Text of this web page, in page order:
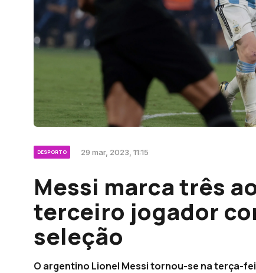
DESPORTO 29 mar, 2023, 11:15
Messi marca três
terceiro jogador
seleção
O argentino Lionel Messi tornou-se na terça-